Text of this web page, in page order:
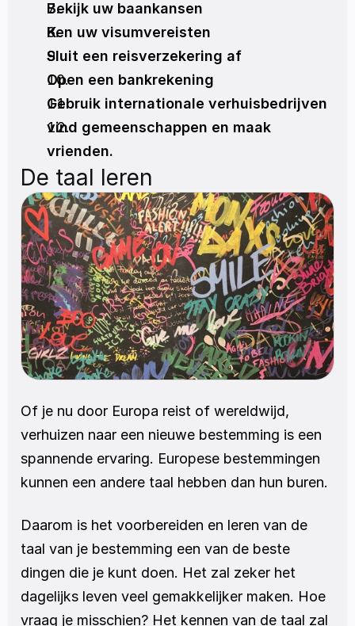
Bekijk uw baankansen
Ken uw visumvereisten
Sluit een reisverzekering af
Open een bankrekening
Gebruik internationale verhuisbedrijven
vind gemeenschappen en maak
vrienden.
De taal leren
Of je nu door Europa reist of wereldwijd,
verhuizen naar een nieuwe bestemming is een
spannende ervaring. Europese bestemmingen
kunnen een andere taal hebben dan hun buren.
Daarom is het voorbereiden en leren van de
taal van je bestemming een van de beste
dingen die je kunt doen. Het zal zeker het
dagelijks leven veel gemakkelijker maken. Hoe
vraag je misschien? Het kennen van de taal zal